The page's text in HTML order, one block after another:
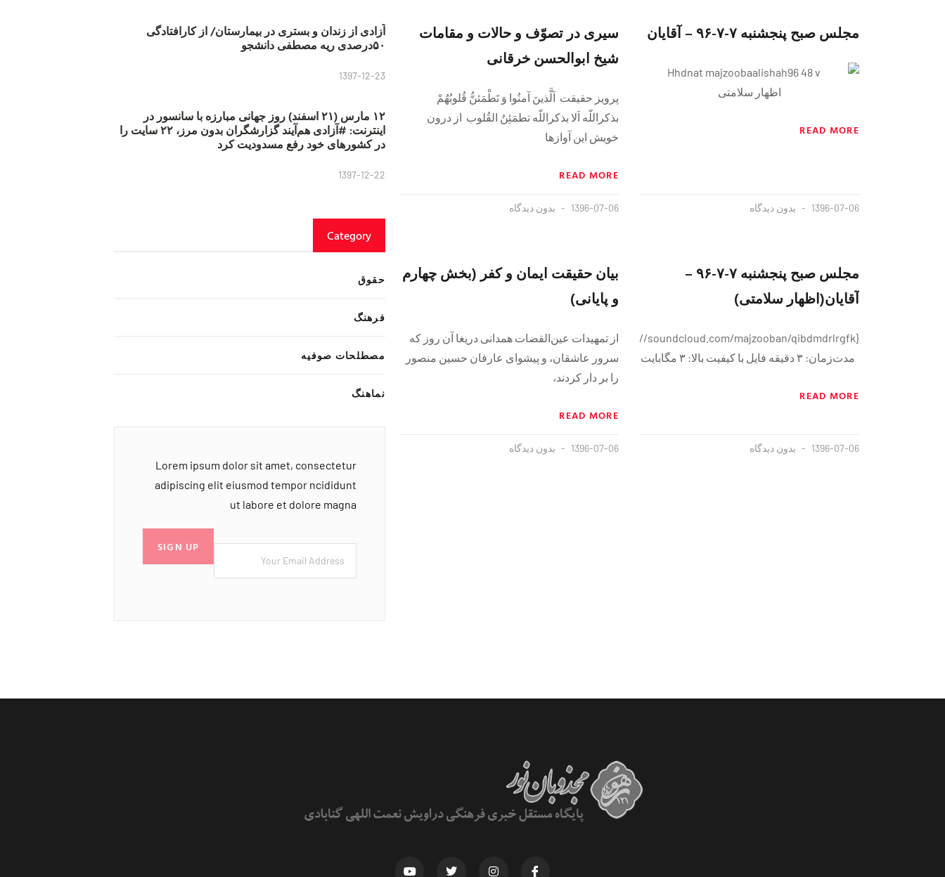
مجلس صبح پنجشنبه ٧-٧-٩۶ – آقایان
اظهار سلامتی
READ MORE
1396-07-06 بدون دیدگاه
سيرى در تصوّف و حالات و مقامات
شيخ ابوالحسن خرقانى
پرويز حقيقت اَلَّذينَ آمنُوا وَ تَطْمَئنُّ قُلوبُهُمْ
بذكراللّه‏ اَلا بذكراللّه‏ تطمَئِنُ القُلوب از درون
خويش اين آوازها
READ MORE
1396-07-06 بدون دیدگاه
مجلس صبح پنجشنبه ٧-٧-٩۶ –
آقایان(اظهار سلامتی)
{https://soundcloud.com/majzooban/qibdmdrlrgfk}
مدت‌زمان: ۳ دقيقه فايل با کیفیت بالا: ۳ مگابایت
READ MORE
1396-07-06 بدون دیدگاه
بیان حقیقت ایمان و کفر (بخش چهارم
و پایانی)
از تمهیدات عین‌القضات همدانی دريغا آن روز كه
سرور عاشقان، و پيشواى عارفان حسين منصور
را بر دار كردند،
READ MORE
1396-07-06 بدون دیدگاه
آزادی از زندان و بستری در بیمارستان/ از کارافتادگی
۵۰درصدی ریه مصطفی دانشجو
1397-12-23
۱۲ مارس (۲۱ اسفند) روز جهانی مبارزه با سانسور در
اینترنت: #آزادی هم‌آیند گزارشگران‌ بدون مرز، ۲۲ سایت را
در کشورهای خود رفع مسدودیت کرد
1397-12-22
Category
حقوق
فرهنگ
مصطلحات صوفیه
نماهنگ
Lorem ipsum dolor sit amet, consectetur
adipiscing elit eiusmod tempor ncididunt
ut labore et dolore magna
SIGN UP